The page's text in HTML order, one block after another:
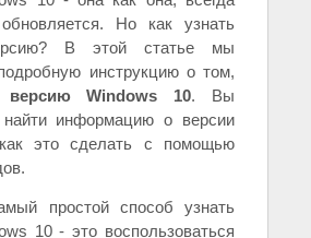
Но как узнать
В этой статье мы
инструкцию о том,
версию Windows 10. Вы
найти информацию о версии
это сделать с помощью
простой способ узнать
10 - это воспользоваться